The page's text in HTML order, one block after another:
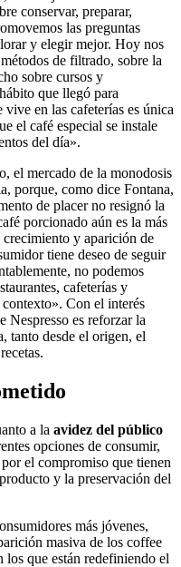
conservar, preparar,
las preguntas
y elegir mejor. Hoy nos
de filtrado, sobre la
sobre cursos y
que llegó para
en las cafeterías es única
el café especial se instale
del día».
el mercado de la monodosis
porque, como dice Fontana,
de placer no resignó la
porcionado aún es la más
y aparición de
tiene deseo de seguir
no podemos
cafeterías y
Con el interés
Nespresso es reforzar la
tanto desde el origen, el
a la avidez del público
opciones de consumir,
el compromiso que tienen
y la preservación del
más jóvenes,
masiva de los coffee
los que están redefiniendo el